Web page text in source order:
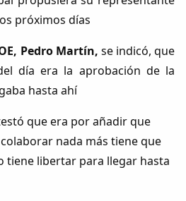
próximos días
Pedro Martín, se indicó, que
día era la aprobación de la
hasta ahí
que era por añadir que
nada más tiene que
tiene libertar para llegar hasta